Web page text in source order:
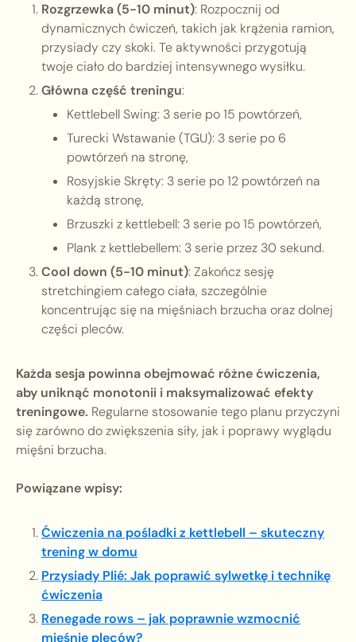
Rozgrzewka (5-10 minut): Rozpocznij od
dynamicznych ćwiczeń, takich jak krążenia ramion,
przysiady czy skoki. Te aktywności przygotują
twoje ciało do bardziej intensywnego wysiłku.
Główna część treningu:
Kettlebell Swing: 3 serie po 15 powtórzeń,
Turecki Wstawanie (TGU): 3 serie po 6
powtórzeń na stronę,
Rosyjskie Skręty: 3 serie po 12 powtórzeń na
każdą stronę,
Brzuszki z kettlebell: 3 serie po 15 powtórzeń,
Plank z kettlebellem: 3 serie przez 30 sekund.
Cool down (5-10 minut): Zakończ sesję
stretchingiem całego ciała, szczególnie
koncentrując się na mięśniach brzucha oraz dolnej
części pleców.
Każda sesja powinna obejmować różne ćwiczenia,
aby uniknąć monotonii i maksymalizować efekty
treningowe. Regularne stosowanie tego planu przyczyni
się zarówno do zwiększenia siły, jak i poprawy wyglądu
mięśni brzucha.
Powiązane wpisy:
Ćwiczenia na pośladki z kettlebell – skuteczny
trening w domu
Przysiady Plié: Jak poprawić sylwetkę i technikę
ćwiczenia
Renegade rows – jak poprawnie wzmocnić
mięśnie pleców?